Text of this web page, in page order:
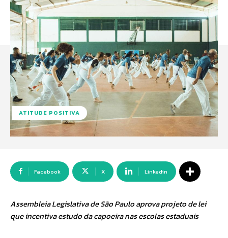
ATITUDE POSITIVA
Facebook X Linkedin
Assembleia Legislativa de São Paulo aprova projeto de lei
que incentiva estudo da capoeira nas escolas estaduais